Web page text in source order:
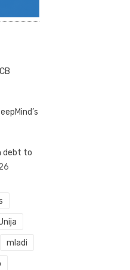
debt to
mladi